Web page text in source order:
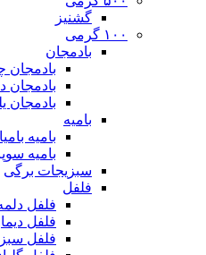
گشنیز
۱۰۰ گرمی
بادمجان
بادمجان
بادمجان
بادمجان
بامیه
بامیه بامیا
بامیه
سبزیجات برگی
فلفل
فلفل
فلفل
فلفل